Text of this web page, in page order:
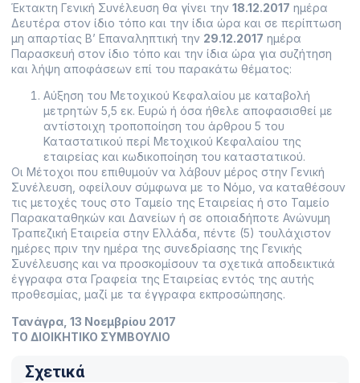
Έκτακτη Γενική Συνέλευση θα γίνει την 18.12.2017 ημέρα
Δευτέρα στον ίδιο τόπο και την ίδια ώρα και σε περίπτωση
μη απαρτίας Β’ Επαναληπτική την 29.12.2017 ημέρα
Παρασκευή στον ίδιο τόπο και την ίδια ώρα για συζήτηση
και λήψη αποφάσεων επί του παρακάτω θέματος:
Αύξηση του Μετοχικού Κεφαλαίου με καταβολή
μετρητών 5,5 εκ. Ευρώ ή όσα ήθελε αποφασισθεί με
αντίστοιχη τροποποίηση του άρθρου 5 του
Καταστατικού περί Μετοχικού Κεφαλαίου της
εταιρείας και κωδικοποίηση του καταστατικού.
Οι Μέτοχοι που επιθυμούν να λάβουν μέρος στην Γενική
Συνέλευση, οφείλουν σύμφωνα με το Νόμο, να καταθέσουν
τις μετοχές τους στο Ταμείο της Εταιρείας ή στο Ταμείο
Παρακαταθηκών και Δανείων ή σε οποιαδήποτε Ανώνυμη
Τραπεζική Εταιρεία στην Ελλάδα, πέντε (5) τουλάχιστον
ημέρες πριν την ημέρα της συνεδρίασης της Γενικής
Συνέλευσης και να προσκομίσουν τα σχετικά αποδεικτικά
έγγραφα στα Γραφεία της Εταιρείας εντός της αυτής
προθεσμίας, μαζί με τα έγγραφα εκπροσώπησης.
Τανάγρα, 13 Νοεμβρίου 2017
ΤΟ ΔΙΟΙΚΗΤΙΚΟ ΣΥΜΒΟΥΛΙΟ
Σχετικά